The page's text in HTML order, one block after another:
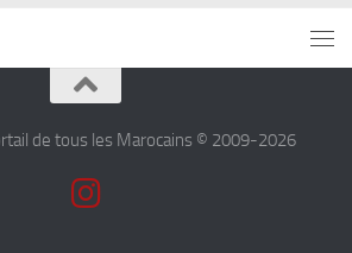
de tous les Marocains © 2009-2026